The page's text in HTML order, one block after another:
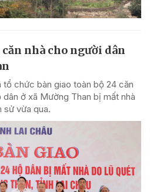
nhà cho người dân
tổ chức bàn giao toàn bộ 24 căn
ở xã Mường Than bị mất nhà
sử vừa qua.